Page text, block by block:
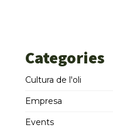
Categories
Cultura de l'oli
Empresa
Events